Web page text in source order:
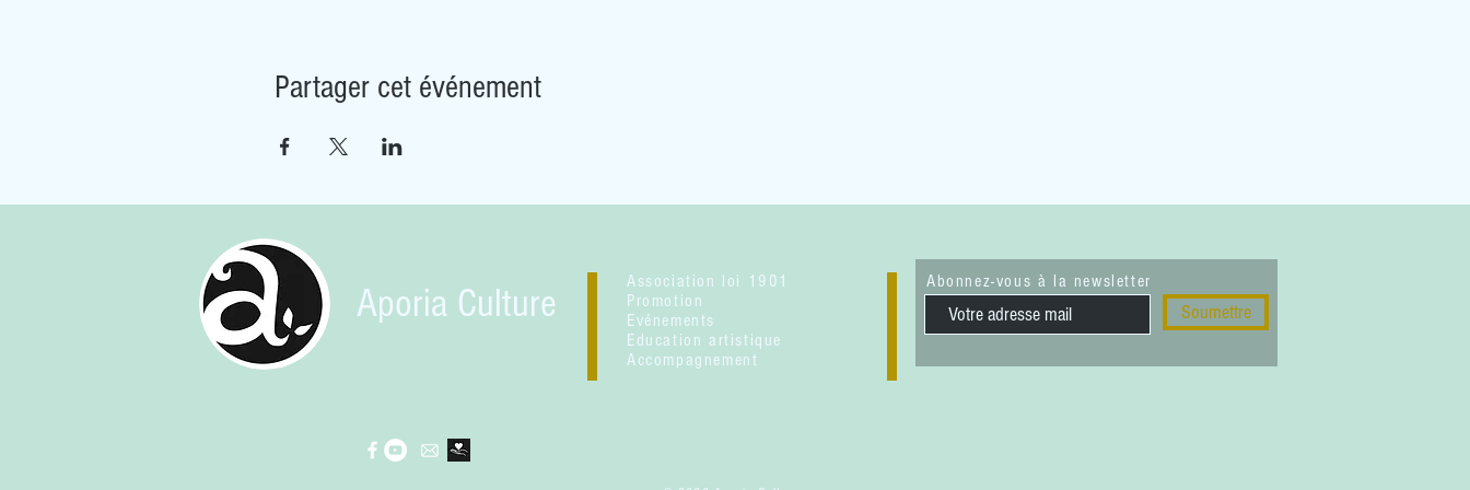
Partager cet événement
Aporia Culture
Association loi 1901
Promotion
Evénements
Education artistique
Accompagnement
Abonnez-vous à la newsletter
Soumettre